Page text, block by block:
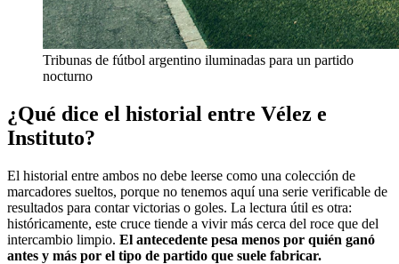
Tribunas de fútbol argentino iluminadas para un partido
nocturno
¿Qué dice el historial entre Vélez e
Instituto?
El historial entre ambos no debe leerse como una colección de
marcadores sueltos, porque no tenemos aquí una serie verificable de
resultados para contar victorias o goles. La lectura útil es otra:
históricamente, este cruce tiende a vivir más cerca del roce que del
intercambio limpio. El antecedente pesa menos por quién ganó
antes y más por el tipo de partido que suele fabricar.